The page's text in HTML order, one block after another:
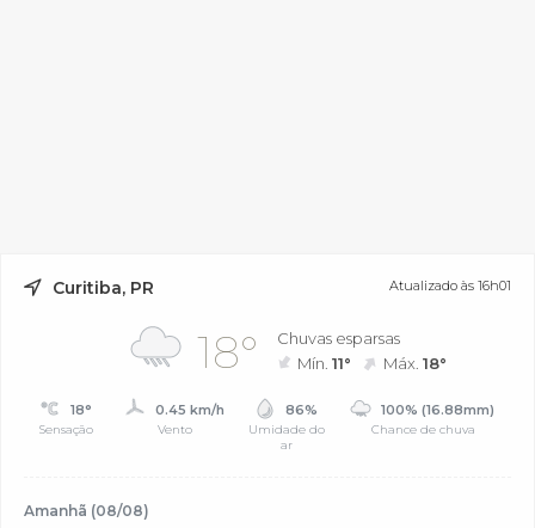
Curitiba, PR Atualizado às 16h01
18°
Chuvas esparsas
Mín.11° Máx.18°
18°
Sensação
0.45 km/h
Vento
86%
Umidade do
ar
100% (16.88mm)
Chance de chuva
Amanhã (08/08)